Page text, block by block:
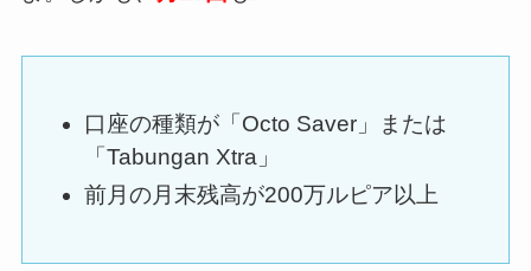
口座の種類が「Octo Saver」または
「Tabungan Xtra」
前月の月末残高が200万ルピア以上